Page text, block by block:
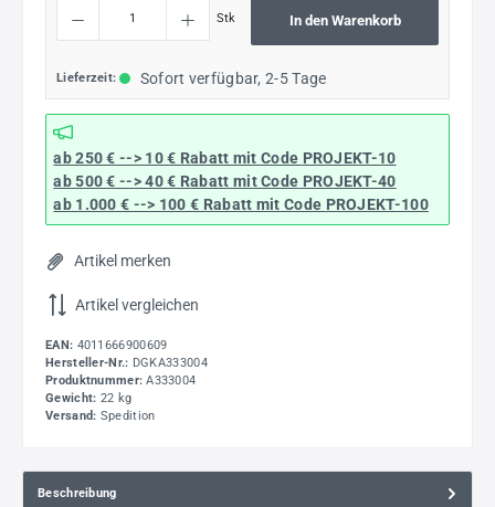
Stk In den Warenkorb
Lieferzeit: Sofort verfügbar, 2-5 Tage
ab 250 € --> 10 € Rabatt mit Code PROJEKT-10
ab 500 € --> 40 € Rabatt mit Code PROJEKT-40
ab 1.000 € --> 100 € Rabatt mit Code PROJEKT-100
Artikel merken
Artikel vergleichen
EAN: 4011666900609
Hersteller-Nr.: DGKA333004
Produktnummer: A333004
Gewicht: 22 kg
Versand: Spedition
Beschreibung